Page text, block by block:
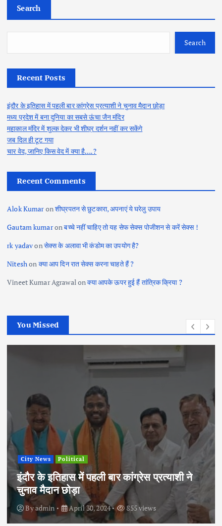
Search
Search
Recent Posts
इंदौर के इतिहास में पहली बार कांग्रेस प्रत्याशी ने चुनाव मैदान छोड़ा
मध्य प्रदेश में बना दुनिया का सबसे ऊंचा जैन मंदिर
महाकाल मंदिर में शुल्क देकर भी शीघ्र दर्शन नहीं कर सकेंगे
जब दिल ही टूट गया
चार वेद, जानिए किस वेद में क्या है….?
Recent Comments
Alok Kumaronशीघ्रपतन से छुटकारा, अपनाएं ये घरेलु उपाय
Gautam kumaronबच्चे नहीं चाहिए तो यह सेफ सेक्स पोजीशन से करें सेक्स !
rk yadavonसेक्स के अलावा भी कंडोम का उपयोग है?
Niteshon क्या आप दिन रात सेक्स करना चाहते हैं ?
Vineet Kumar Agrawalonक्या आपके ऊपर हुई हैं तांत्रिक क्रिया ?
You Missed
City News Political
इंदौर के इतिहास में पहली बार कांग्रेस प्रत्याशी ने
चुनाव मैदान छोड़ा
Byadmin April 30, 2024 855 views